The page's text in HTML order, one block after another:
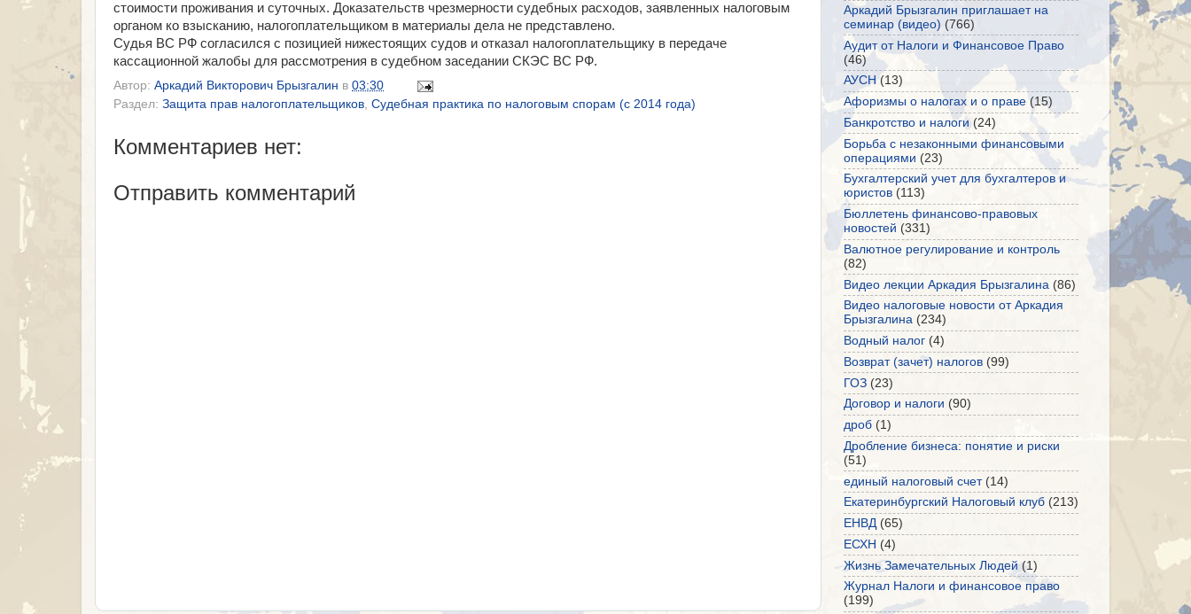
стоимости проживания и суточных. Доказательств чрезмерности судебных расходов, заявленных налоговым
органом ко взысканию, налогоплательщиком в материалы дела не представлено.
Судья ВС РФ согласился с позицией нижестоящих судов и отказал налогоплательщику в передаче
кассационной жалобы для рассмотрения в судебном заседании СКЭС ВС РФ.
Автор: Аркадий Викторович Брызгалин в 03:30
Раздел: Защита прав налогоплательщиков Судебная практика по налоговым спорам (с 2014 года)
Комментариев нет:
Отправить комментарий
Аркадий Брызгалин приглашает на
семинар (видео) (766)
Аудит от Налоги и Финансовое Право
(46)
АУСН (13)
Афоризмы о налогах и о праве (15)
Банкротство и налоги (24)
Борьба с незаконными финансовыми
операциями (23)
Бухгалтерский учет для бухгалтеров и
юристов (113)
Бюллетень финансово-правовых
новостей (331)
Валютное регулирование и контроль
(82)
Видео лекции Аркадия Брызгалина (86)
Видео налоговые новости от Аркадия
Брызгалина (234)
Водный налог (4)
Возврат (зачет) налогов (99)
ГОЗ (23)
Договор и налоги (90)
дроб (1)
Дробление бизнеса: понятие и риски
(51)
единый налоговый счет (14)
Екатеринбургский Налоговый клуб (213)
ЕНВД (65)
ЕСХН (4)
Жизнь Замечательных Людей (1)
Журнал Налоги и финансовое право
(199)